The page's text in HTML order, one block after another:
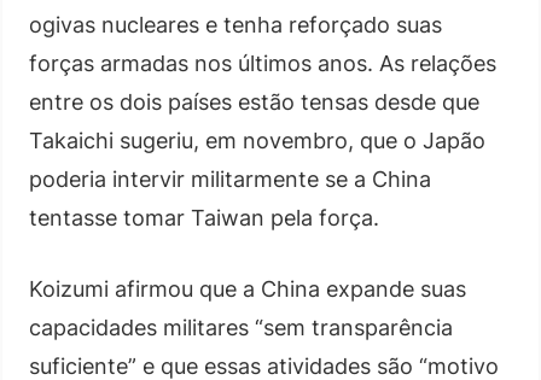
ogivas nucleares e tenha reforçado suas
forças armadas nos últimos anos. As relações
entre os dois países estão tensas desde que
Takaichi sugeriu, em novembro, que o Japão
poderia intervir militarmente se a China
tentasse tomar Taiwan pela força.
Koizumi afirmou que a China expande suas
capacidades militares “sem transparência
suficiente” e que essas atividades são “motivo